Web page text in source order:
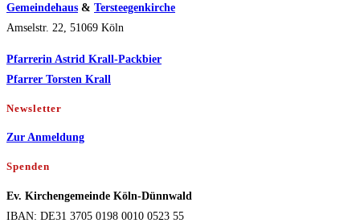
Gemeindehaus & Tersteegenkirche
Amselstr. 22, 51069 Köln
Pfarrerin Astrid Krall-Packbier
Pfarrer Torsten Krall
Newsletter
Zur Anmeldung
Spenden
Ev. Kirchengemeinde Köln-Dünnwald
IBAN: DE31 3705 0198 0010 0523 55